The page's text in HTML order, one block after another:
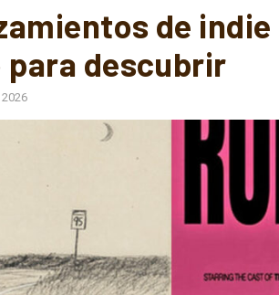
de
descubrir